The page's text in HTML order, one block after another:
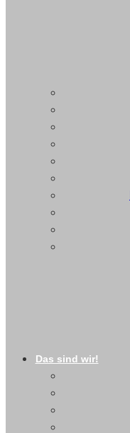
Das sind wir!